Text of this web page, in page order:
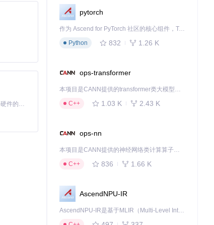
大小。这
基于Python的Xiaozhi AI，适用于想要完整Xiaozhi体验而无需拥有专用硬件的用户。
pytorch
作为 Ascend for PyTorch 社区的核心组件，TorchNPU 是昇腾专为 PyTorch 打造的深度学习适配插件，使 PyTorch 框架能够直接调用昇腾 NPU，为开发者提供昇腾 AI 处理器的超强算力。
Python
832 1.26 K
ops-transformer
本项目是CANN提供的transformer类大模型算子库，实现网络在NPU上加速计算。
C++
1.03 K 2.43 K
ops-nn
本项目是CANN提供的神经网络类计算算子库，实现网络在NPU上加速计算。
C++
836 1.66 K
AscendNPU-IR
AscendNPU-IR是基于MLIR（Multi-Level Intermediate Representation）构建的，面向昇腾亲和算子编译时使用的中间表示，提供昇腾完备表达能力，通过编译优化提升昇腾AI处理器计算效率，支持通过生态框架使能昇腾AI处理器与深度调优